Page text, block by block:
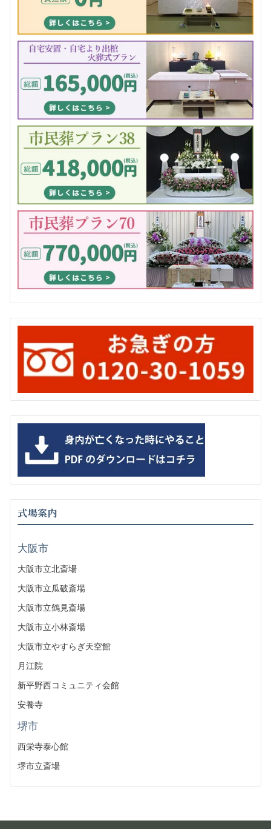
式場案内
大阪市
大阪市立北斎場
大阪市立瓜破斎場
大阪市立鶴見斎場
大阪市立小林斎場
大阪市立やすらぎ天空館
月江院
新平野西コミュニティ会館
安養寺
堺市
西栄寺泰心館
堺市立斎場